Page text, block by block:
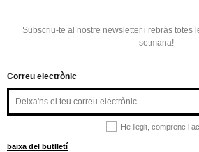
Subscriu-te al nostre newsletter i rebràs totes
setmana!
Correu electrònic
He llegit, comprenc i
baixa del butlletí